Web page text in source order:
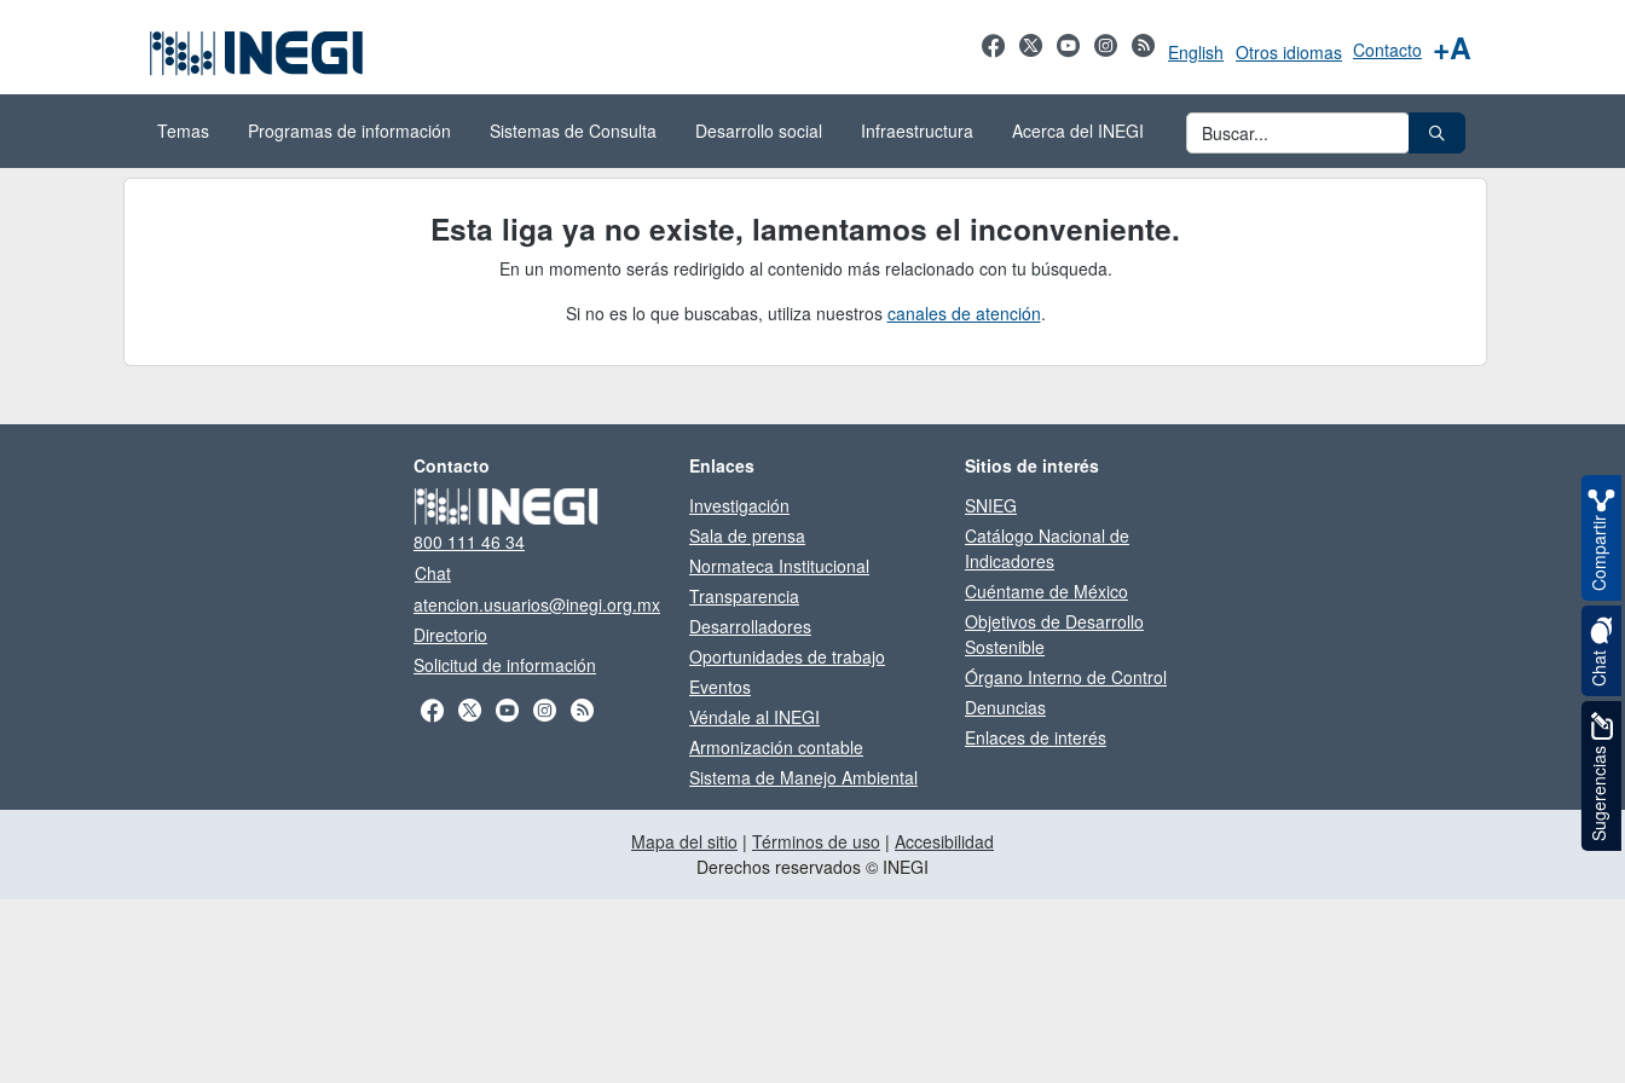
principal
(INEGI)
English Otros idiomas Contacto +A
Temas Programas de información Sistemas de Consulta Desarrollo social Infraestructura Acerca del INEGI
Esta liga ya no existe, lamentamos el inconveniente.
En un momento serás redirigido al contenido más relacionado con tu búsqueda.
Si no es lo que buscabas, utiliza nuestros canales de atención.
Sugerencias
Chat
Compartir
Contacto
800 111 46 34
Chat
atencion.usuarios@inegi.org.mx
Directorio
Solicitud de información
Enlaces
Investigación
Sala de prensa
Normateca Institucional
Transparencia
Desarrolladores
Oportunidades de trabajo
Eventos
Véndale al INEGI
Armonización contable
Sistema de Manejo Ambiental
Sitios de interés
SNIEG
Catálogo Nacional de
Indicadores
Cuéntame de México
Objetivos de Desarrollo
Sostenible
Órgano Interno de Control
Denuncias
Enlaces de interés
Mapa del sitio | Términos de uso | Accesibilidad
Derechos reservados © INEGI